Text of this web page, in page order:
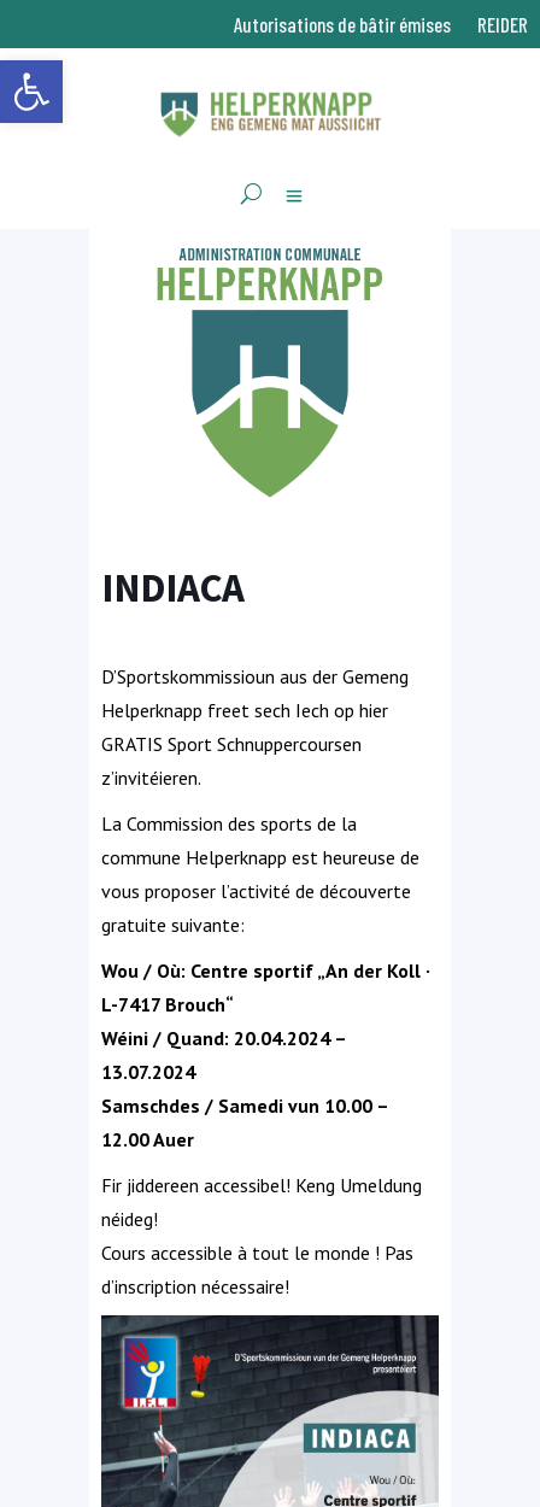
Ouvrir la barre d’outils
Autorisations de bâtir émises REIDER
INDIACA
D’Sportskommissioun aus der Gemeng
Helperknapp freet sech Iech op hier
GRATIS Sport Schnuppercoursen
z’invitéieren.
La Commission des sports de la
commune Helperknapp est heureuse de
vous proposer l’activité de découverte
gratuite suivante:
Wou / Où: Centre sportif „An der Koll ·
L-7417 Brouch“
Wéini / Quand: 20.04.2024 –
13.07.2024
Samschdes / Samedi vun 10.00 –
12.00 Auer
Fir jiddereen accessibel! Keng Umeldung
néideg!
Cours accessible à tout le monde ! Pas
d’inscription nécessaire!